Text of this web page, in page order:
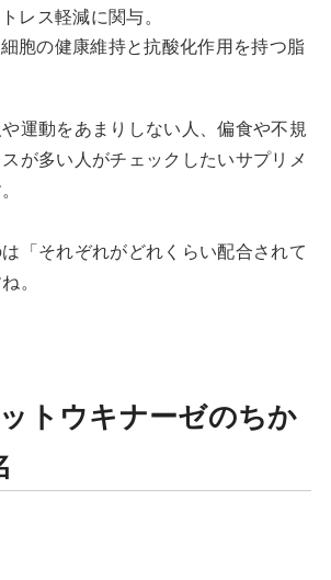
レス軽減に関与。
胞の健康維持と抗酸化作用を持つ脂
運動をあまりしない人、偏食や不規
が多い人がチェックしたいサプリメ
「それぞれがどれくらい配合されて
。
トウキナーゼのちか